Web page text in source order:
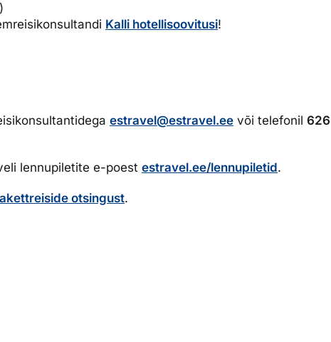
Kalli hotellisoovitusi!
estravel@estravel.ee või telefonil 626
lennupiletite e-poest estravel.ee/lennupiletid.
otsingust.